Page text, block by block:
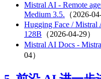
Mistral AI - Remote
Medium 3.5. （2026-
Hugging Face /
128B （2026-04-29）
Mistral AI Docs -
04）